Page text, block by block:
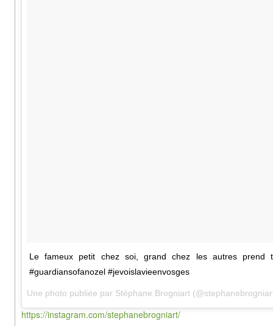
Le fameux petit chez soi, grand chez les autres prend
#guardiansofanozel #jevoislavieenvosges
Une photo publiée par Stéphane Brogniart
https://instagram.com/stephanebrogniart/